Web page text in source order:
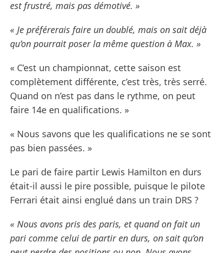
est frustré, mais pas démotivé. »
« Je préférerais faire un doublé, mais on sait déjà
qu’on pourrait poser la même question à Max. »
« C’est un championnat, cette saison est
complètement différente, c’est très, très serré.
Quand on n’est pas dans le rythme, on peut
faire 14e en qualifications. »
« Nous savons que les qualifications ne se sont
pas bien passées. »
Le pari de faire partir Lewis Hamilton en durs
était-il aussi le pire possible, puisque le pilote
Ferrari était ainsi englué dans un train DRS ?
« Nous avons pris des paris, et quand on fait un
pari comme celui de partir en durs, on sait qu’on